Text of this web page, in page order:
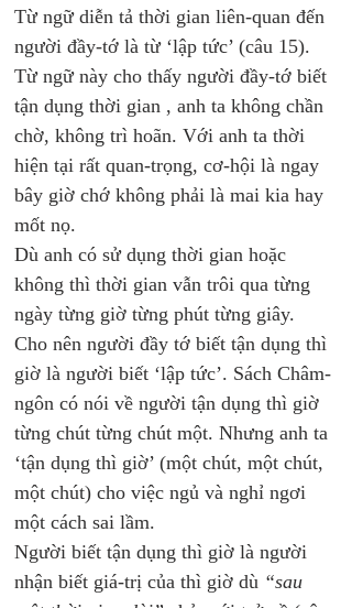
Từ ngữ diễn tả thời gian liên-quan đến
người đầy-tớ là từ ‘lập tức’ (câu 15).
Từ ngữ này cho thấy người đầy-tớ biết
tận dụng thời gian , anh ta không chần
chờ, không trì hoãn. Với anh ta thời
hiện tại rất quan-trọng, cơ-hội là ngay
bây giờ chớ không phải là mai kia hay
mốt nọ.
Dù anh có sử dụng thời gian hoặc
không thì thời gian vẫn trôi qua từng
ngày từng giờ từng phút từng giây.
Cho nên người đầy tớ biết tận dụng thì
giờ là người biết ‘lập tức’. Sách Châm-
ngôn có nói về người tận dụng thì giờ
từng chút từng chút một. Nhưng anh ta
‘tận dụng thì giờ’ (một chút, một chút,
một chút) cho việc ngủ và nghỉ ngơi
một cách sai lầm.
Người biết tận dụng thì giờ là người
nhận biết giá-trị của thì giờ dù “sau